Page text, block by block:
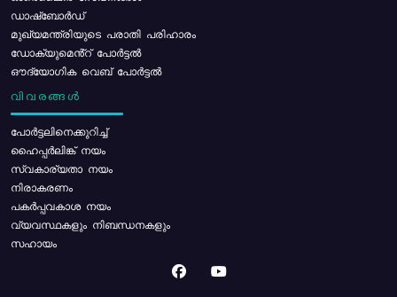
ഡാഷ്ബോർഡ്
മുഖ്യമന്ത്രിയുടെ പരാതി പരിഹാരം
ഡോക്യുമെൻ്റ് പോർട്ടൽ
ഔദ്യോഗിക വെബ് പോർട്ടൽ
വിവരങ്ങൾ
പോര്‍ട്ടലിനെക്കുറിച്ച്
ഹൈപ്പർലിങ്ക് നയം
സ്വകാര്യതാ നയം
നിരാകരണം
പകർപ്പവകാശ നയം
വ്യവസ്ഥകളും നിബന്ധനകളും
സഹായം